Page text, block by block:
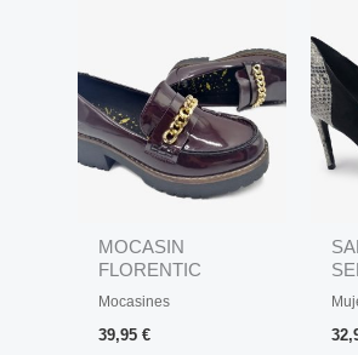
MOCASIN
FLORENTIC
VOLUMEN
Mocasines
39,95€